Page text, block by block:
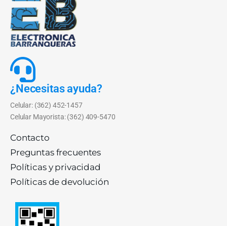
¿Necesitas ayuda?
Celular: (362) 452-1457
Celular Mayorista: (362) 409-5470
Contacto
Preguntas frecuentes
Políticas y privacidad
Políticas de devolución